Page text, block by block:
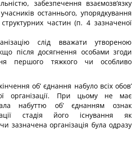
забезпечення взаємозв’язку
останньо­го, упорядкування
структурних частин (п. 4 зазначеної
слід вважати утвореною
після до­сягнення особами згоди
першого тяжкого чи особливо
об’ єднання набуло всіх обов’
органі­зації. При цьому не має
набуттю об’ єднанням ознак
стадія його існування як
зазначена організація була одразу